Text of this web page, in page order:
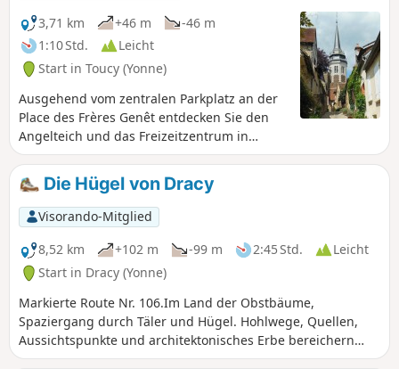
3,71 km
+46 m
-46 m
1:10 Std.
Leicht
Start in Toucy (Yonne)
Ausgehend vom zentralen Parkplatz an der
Place des Frères Genêt entdecken Sie den
Angelteich und das Freizeitzentrum in
unmittelbarer Nähe des Stadtzentrums, das
ein herrliches Panorama bietet.
Durchqueren Sie Wälder und mittelalterliche
Gassen und machen Sie Halt auf dem
Felsvorsprung mit Blick auf die Place de la
République, die von der Büste von Pierre
Larousse dominiert wird: Genießen Sie die
außergewöhnliche Aussicht auf dieses
Städtchen, dessen Existenz seit Mitte des3.
Jahrhunderts belegt ist.
Die Hügel von Dracy
Visorando-Mitglied
8,52 km
+102 m -99 m 2:45 Std.
Leicht
Start in Dracy (Yonne)
Markierte Route Nr. 106.Im Land der Obstbäume,
Spaziergang durch Täler und Hügel. Hohlwege, Quellen,
Aussichtspunkte und architektonisches Erbe bereichern
diesen Ausflug.